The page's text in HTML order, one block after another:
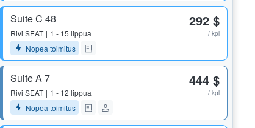
Suite C 48
Rivi SEAT
1 - 15 lippua
Nopea toimitus
292 $
/ kpl
Suite A 7
Rivi SEAT
1 - 12 lippua
Nopea toimitus
444 $
/ kpl